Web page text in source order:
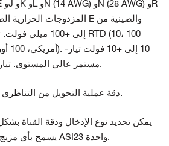
مستمر عالي المستوى. تيار من 4 إلى 20 مللي أمبير.
• دقة عملية التحويل من التناظري إلى الرقمي هي 24 بت.
يسمح بأي مزيج من المدخلات على وحدة ASI23 واحدة.